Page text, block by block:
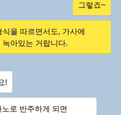
그렇죠~
을 따르면서도, 가사에
녹아있는 거랍니다.
!
로 반주하게 되면